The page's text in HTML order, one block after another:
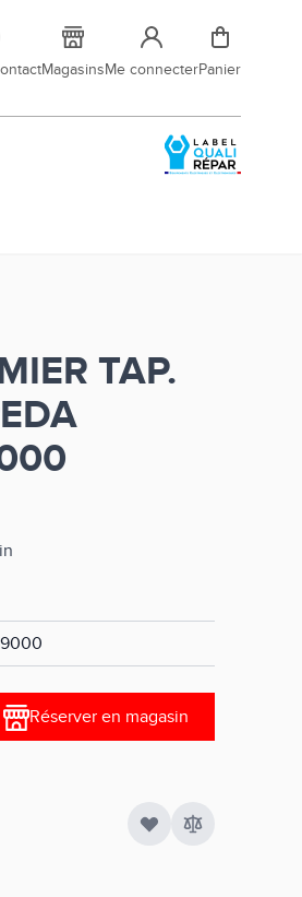
MagasinsMe connecterPanier
TAP.
Réserver en magasin